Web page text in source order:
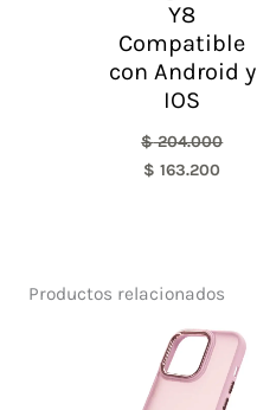
Y8
Compatible
con Android y
IOS
$204.000
$ 163.200
Productos relacionados